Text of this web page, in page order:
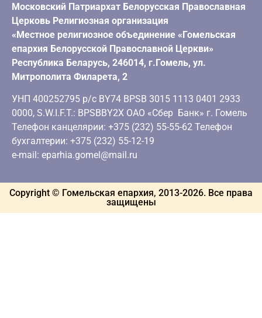
Московский Патриархат Белорусская Православная
Церковь Религиозная организация
«Местное религиозное объединение «Гомельская
епархия Белорусской Православной Церкви»
Республика Беларусь, 246014, г.Гомель, ул.
Митрополита Филарета, 2
УНП 400252795 р/с BY74 BPSB 3015 1113 0401 2933
0000, S.W.I.F.T.: BPSBBY2X ОАО «Сбер Банк» г. Гомель
Телефон канцелярии: +375 (232) 55-55-62 Телефон
бухгалтерии: +375 (232) 55-12-19
e-mail: eparhia.gomel@mail.ru
Copyright © Гомельская епархия, 2013-2026. Все права
защищены